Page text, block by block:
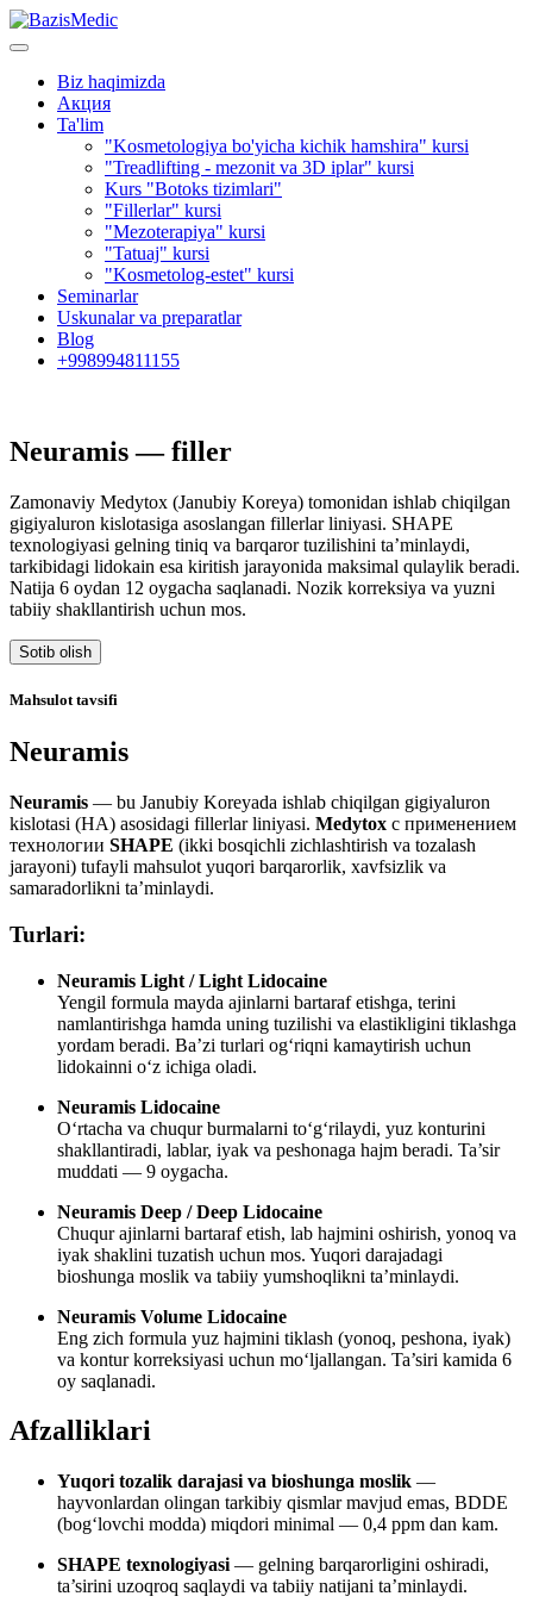
Biz haqimizda
Акция
Ta'lim
"Kosmetologiya bo'yicha kichik hamshira" kursi
"Treadlifting - mezonit va 3D iplar" kursi
Kurs "Botoks tizimlari"
"Fillerlar" kursi
"Mezoterapiya" kursi
"Tatuaj" kursi
"Kosmetolog-estet" kursi
Seminarlar
Uskunalar va preparatlar
Blog
+998994811155
Neuramis — filler
Zamonaviy Medytox (Janubiy Koreya) tomonidan ishlab chiqilgan
gigiyaluron kislotasiga asoslangan fillerlar liniyasi. SHAPE
texnologiyasi gelning tiniq va barqaror tuzilishini ta’minlaydi,
tarkibidagi lidokain esa kiritish jarayonida maksimal qulaylik beradi.
Natija 6 oydan 12 oygacha saqlanadi. Nozik korreksiya va yuzni
tabiiy shakllantirish uchun mos.
Sotib olish
Mahsulot tavsifi
Neuramis
Neuramis — bu Janubiy Koreyada ishlab chiqilgan gigiyaluron
kislotasi (HA) asosidagi fillerlar liniyasi. Medytox с применением
технологии SHAPE (ikki bosqichli zichlashtirish va tozalash
jarayoni) tufayli mahsulot yuqori barqarorlik, xavfsizlik va
samaradorlikni ta’minlaydi.
Turlari:
Neuramis Light / Light Lidocaine
Yengil formula mayda ajinlarni bartaraf etishga, terini
namlantirishga hamda uning tuzilishi va elastikligini tiklashga
yordam beradi. Ba’zi turlari og‘riqni kamaytirish uchun
lidokainni o‘z ichiga oladi.
Neuramis Lidocaine
O‘rtacha va chuqur burmalarni to‘g‘rilaydi, yuz konturini
shakllantiradi, lablar, iyak va peshonaga hajm beradi. Ta’sir
muddati — 9 oygacha.
Neuramis Deep / Deep Lidocaine
Chuqur ajinlarni bartaraf etish, lab hajmini oshirish, yonoq va
iyak shaklini tuzatish uchun mos. Yuqori darajadagi
bioshunga moslik va tabiiy yumshoqlikni ta’minlaydi.
Neuramis Volume Lidocaine
Eng zich formula yuz hajmini tiklash (yonoq, peshona, iyak)
va kontur korreksiyasi uchun mo‘ljallangan. Ta’siri kamida 6
oy saqlanadi.
Afzalliklari
Yuqori tozalik darajasi va bioshunga moslik —
hayvonlardan olingan tarkibiy qismlar mavjud emas, BDDE
(bog‘lovchi modda) miqdori minimal — 0,4 ppm dan kam.
SHAPE texnologiyasi — gelning barqarorligini oshiradi,
ta’sirini uzoqroq saqlaydi va tabiiy natijani ta’minlaydi.